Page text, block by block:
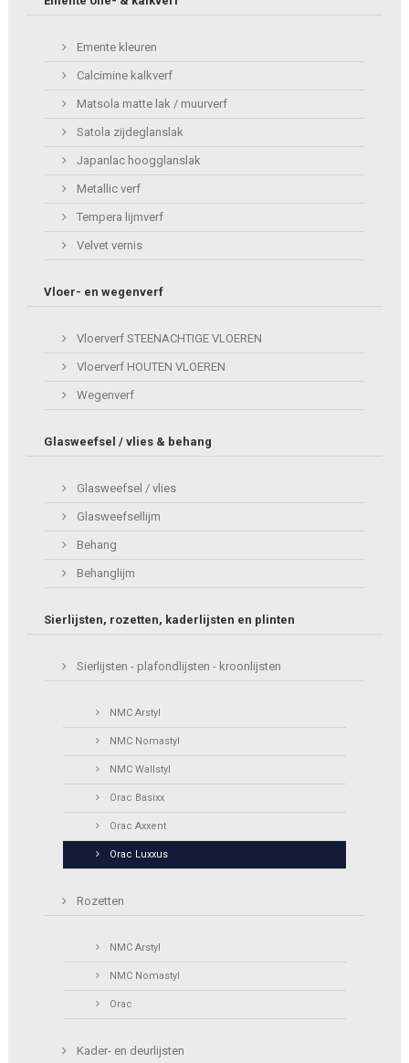
Emente kleuren
Calcimine kalkverf
Matsola matte lak / muurverf
Satola zijdeglanslak
Japanlac hoogglanslak
Metallic verf
Tempera lijmverf
Velvet vernis
Vloer- en wegenverf
Vloerverf STEENACHTIGE VLOEREN
Vloerverf HOUTEN VLOEREN
Wegenverf
Glasweefsel / vlies & behang
Glasweefsel / vlies
Glasweefsellijm
Behang
Behanglijm
Sierlijsten, rozetten, kaderlijsten en plinten
Sierlijsten - plafondlijsten - kroonlijsten
NMC Arstyl
NMC Nomastyl
NMC Wallstyl
Orac Basixx
Orac Axxent
Orac Luxxus
Rozetten
NMC Arstyl
NMC Nomastyl
Orac
Kader- en deurlijsten